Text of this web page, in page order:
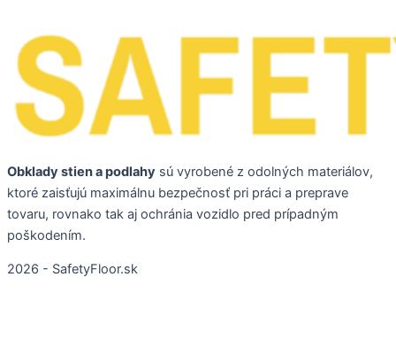
Obklady stien a podlahy sú vyrobené z odolných materiálov,
ktoré zaisťujú maximálnu bezpečnosť pri práci a preprave
tovaru, rovnako tak aj ochránia vozidlo pred prípadným
poškodením.
2026 - SafetyFloor.sk